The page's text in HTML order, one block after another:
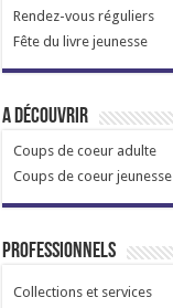
Rendez-vous réguliers
Fête du livre jeunesse
A découvrir
Coups de coeur adulte
Coups de coeur jeunesse
Professionnels
Collections et services